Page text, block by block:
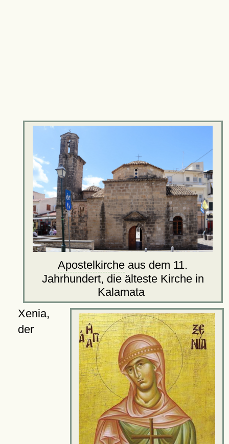
Apostelkirche aus dem 11.
Jahrhundert, die älteste Kirche in
Kalamata
Xenia,
der